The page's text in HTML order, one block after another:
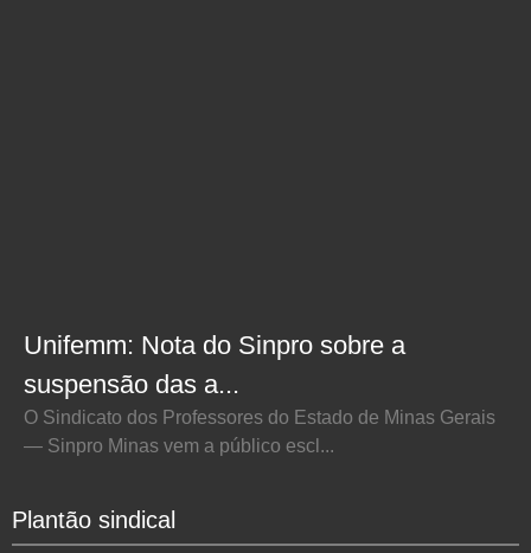
Unifemm: Nota do Sinpro sobre a
suspensão das a...
O Sindicato dos Professores do Estado de Minas Gerais
— Sinpro Minas vem a público escl...
Plantão sindical